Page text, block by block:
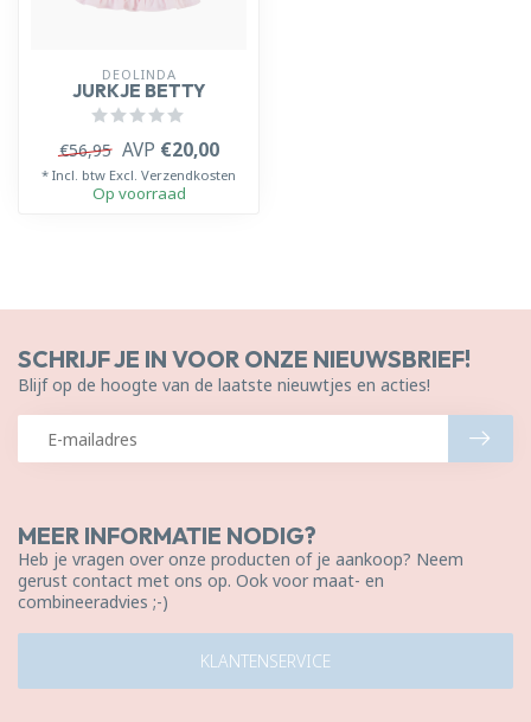
DEOLINDA
JURKJE BETTY
€56,95 AVP €20,00
* Incl. btw Excl. Verzendkosten
Op voorraad
MEER INFORMATIE NODIG?
Heb je vragen over onze producten of je aankoop? Neem
gerust contact met ons op. Ook voor maat- en
combineeradvies ;-)
KLANTENSERVICE
SCHRIJF JE IN VOOR ONZE NIEUWSBRIEF!
Blijf op de hoogte van de laatste nieuwtjes en acties!